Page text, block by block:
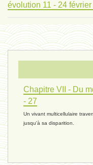
évolution 11 - 24
évolution 10 - 4 février
réconciliations 04 - 26
réchauffement 03 - 26
Chapitre VII - Du
- 27
Un vivant multicellulaire
jusqu'à sa disparition.